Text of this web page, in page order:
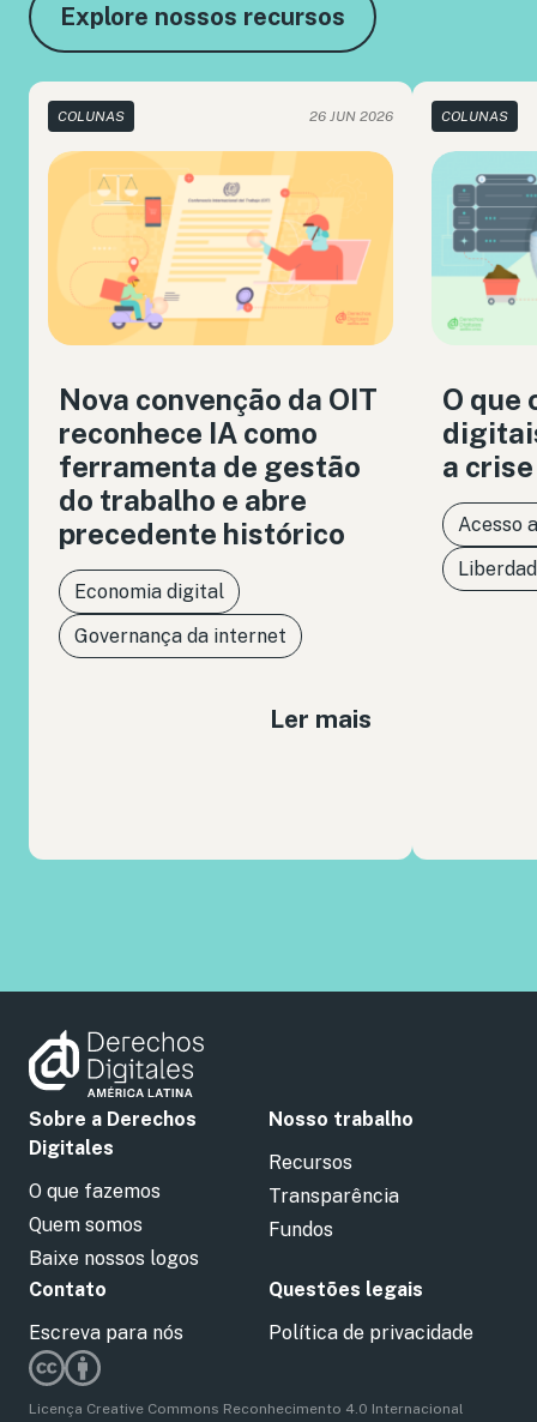
Explore nossos recursos
COLUNAS 26 JUN 2026
Nova convenção da OIT
reconhece IA como
ferramenta de gestão
do trabalho e abre
precedente histórico
Economia digital
Governança da internet
Ler mais
COLUNAS
O que
a
Acesso
Sobre a Derechos
Digitales
O que fazemos
Quem somos
Baixe nossos logos
Nosso trabalho
Recursos
Transparência
Fundos
Contato
Escreva para nós
Questões legais
Política de privacidade
Licença Creative Commons Reconhecimento 4.0 Internacional